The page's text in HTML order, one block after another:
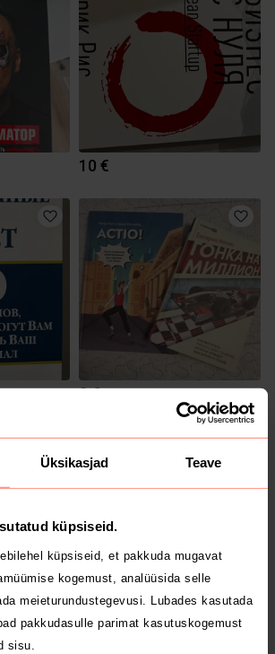
Üksikasjad Teave
küpsiseid.
küpsiseid, et pakkuda mugavat
kogemust, analüüsida selle
meieturundustegevusi. Lubades kasutada
pakkudasulle parimat kasutuskogemust
sisu.
10 €
3 €
5 €